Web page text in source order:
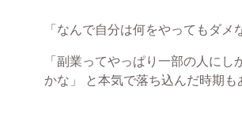
「なんで自分は何をやってもダメ
「副業ってやっぱり一部の人にし
かな」 と本気で落ち込んだ時期も